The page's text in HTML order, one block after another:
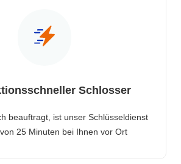
Schlosser
beauftragt, ist unser Schlüsseldienst
25 Minuten bei Ihnen vor Ort